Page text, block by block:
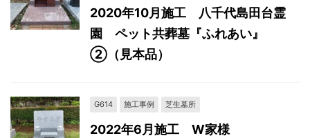
2020年10月施工 八千代島田台霊
園 ペット共葬墓『ふれあい』
②（見本品）
G614 施工事例 芝生墓所
2022年6月施工 W家様